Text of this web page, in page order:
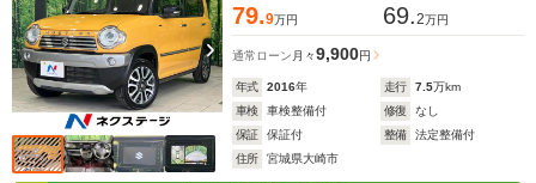
79.9万円 69.2万円
通常ローン 月々9,900円
年式 2016年 走行 7.5万km
車検
車検整備付 修復
なし
保証
保証付 整備
法定整備付
住所
宮城県大崎市